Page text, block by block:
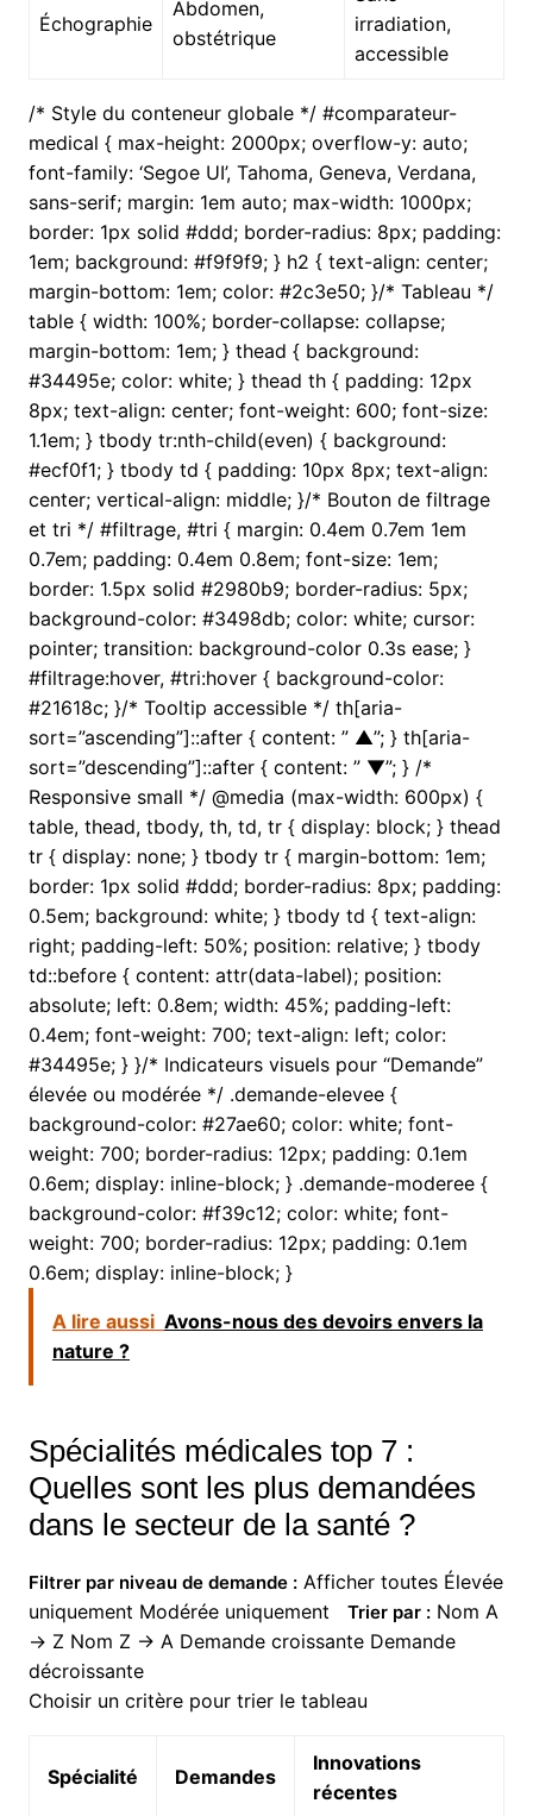
Échographie
Abdomen,
obstétrique
irradiation,
accessible
/* Style du conteneur globale */ #comparateur-
medical { max-height: 2000px; overflow-y: auto;
font-family: ‘Segoe UI’, Tahoma, Geneva, Verdana,
sans-serif; margin: 1em auto; max-width: 1000px;
border: 1px solid #ddd; border-radius: 8px; padding:
1em; background: #f9f9f9; } h2 { text-align: center;
margin-bottom: 1em; color: #2c3e50; }/* Tableau */
table { width: 100%; border-collapse: collapse;
margin-bottom: 1em; } thead { background:
#34495e; color: white; } thead th { padding: 12px
8px; text-align: center; font-weight: 600; font-size:
1.1em; } tbody tr:nth-child(even) { background:
#ecf0f1; } tbody td { padding: 10px 8px; text-align:
center; vertical-align: middle; }/* Bouton de filtrage
et tri */ #filtrage, #tri { margin: 0.4em 0.7em 1em
0.7em; padding: 0.4em 0.8em; font-size: 1em;
border: 1.5px solid #2980b9; border-radius: 5px;
background-color: #3498db; color: white; cursor:
pointer; transition: background-color 0.3s ease; }
#filtrage:hover, #tri:hover { background-color:
#21618c; }/* Tooltip accessible */ th[aria-
sort=”ascending”]::after { content: ” ▲”; } th[aria-
sort=”descending”]::after { content: ” ▼”; } /*
Responsive small */ @media (max-width: 600px) {
table, thead, tbody, th, td, tr { display: block; } thead
tr { display: none; } tbody tr { margin-bottom: 1em;
border: 1px solid #ddd; border-radius: 8px; padding:
0.5em; background: white; } tbody td { text-align:
right; padding-left: 50%; position: relative; } tbody
td::before { content: attr(data-label); position:
absolute; left: 0.8em; width: 45%; padding-left:
0.4em; font-weight: 700; text-align: left; color:
#34495e; } }/* Indicateurs visuels pour “Demande”
élevée ou modérée */ .demande-elevee {
background-color: #27ae60; color: white; font-
weight: 700; border-radius: 12px; padding: 0.1em
0.6em; display: inline-block; } .demande-moderee {
background-color: #f39c12; color: white; font-
weight: 700; border-radius: 12px; padding: 0.1em
0.6em; display: inline-block; }
A lire aussi Avons-nous des devoirs envers la
nature ?
Spécialités médicales top 7 :
Quelles sont les plus demandées
dans le secteur de la santé ?
Filtrer par niveau de demande :Afficher toutes Élevée
uniquement Modérée uniquement
Trier par :Nom A
→ Z Nom Z → A Demande croissante Demande
décroissante
Choisir un critère pour trier le tableau
Spécialité Demandes
Innovations
récentes